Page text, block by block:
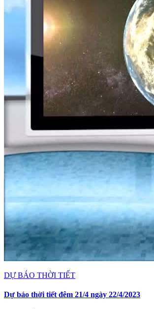
DỰ BÁO THỜI TIẾT
Dự báo thời tiết đêm 21/4 ngày 22/4/2023